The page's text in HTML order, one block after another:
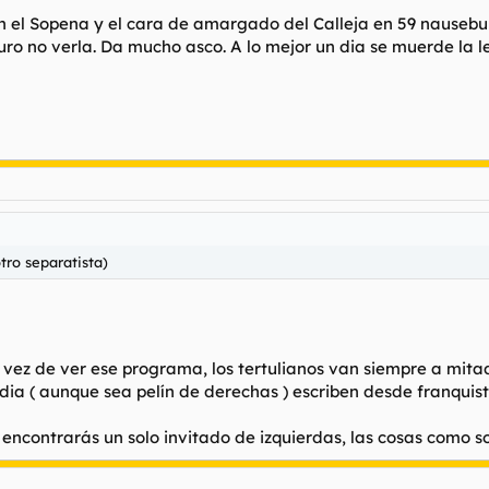
Sopena y el cara de amargado del Calleja en 59
no verla. Da mucho asco. A lo mejor un dia se muerde la
separatista)
de ver ese programa, los tertulianos van siempre a
( aunque sea pelín de derechas ) escriben desde
un solo invitado de izquierdas, las cosas como